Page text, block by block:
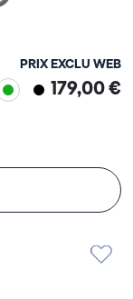
PRIX EXCLU WEB
179,00 €